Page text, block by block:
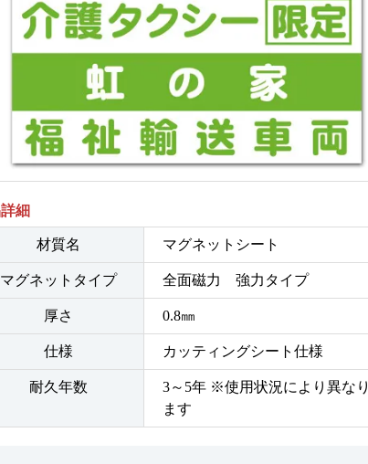
細
材質名 マグネットシート
マグネットタイプ 全面磁力 強力タイプ
厚さ 0.8㎜
仕様 カッティングシート仕様
耐久年数
3～5年 ※使用状況により異なり
ます